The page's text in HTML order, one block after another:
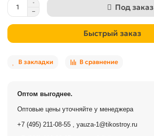
Под заказ
Быстрый заказ
В закладки В сравнение
Оптом выгоднее.
Оптовые цены уточняйте у менеджера
+7 (495) 211-08-55 yauza-1@tikostroy.ru